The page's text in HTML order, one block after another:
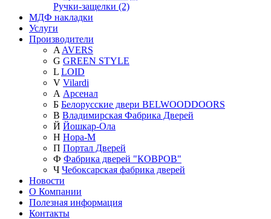
Ручки-защелки (2)
МДФ накладки
Услуги
Производители
A AVERS
G GREEN STYLE
L LOID
V Vilardi
А Арсенал
Б Белорусские двери BELWOODDOORS
В Владимирская Фабрика Дверей
Й Йошкар-Ола
Н Нора-М
П Портал Дверей
Ф Фабрика дверей "КОВРОВ"
Ч Чебоксарская фабрика дверей
Новости
О Компании
Полезная информация
Контакты